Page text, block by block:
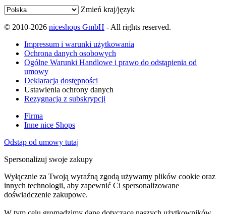
Zmień kraj/język
© 2010-2026 niceshops GmbH - All rights reserved.
Impressum i warunki użytkowania
Ochrona danych osobowych
Ogólne Warunki Handlowe i prawo do odstąpienia od
umowy
Deklaracja dostępności
Ustawienia ochrony danych
Rezygnacja z subskrypcji
Firma
Inne nice Shops
Odstąp od umowy tutaj
Spersonalizuj swoje zakupy
Wyłącznie za Twoją wyraźną zgodą używamy plików cookie oraz
innych technologii, aby zapewnić Ci spersonalizowane
doświadczenie zakupowe.